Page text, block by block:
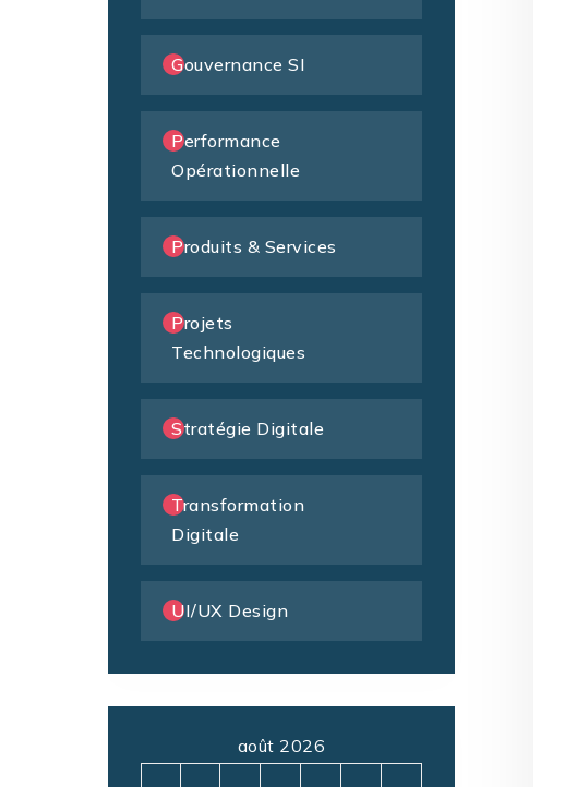
Gouvernance SI
Performance
Opérationnelle
Produits & Services
Projets
Technologiques
Stratégie Digitale
Transformation
Digitale
UI/UX Design
août 2026